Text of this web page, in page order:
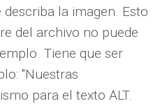
describa la imagen. Esto
del archivo no puede
Tiene que ser
"Nuestras
para el texto ALT.